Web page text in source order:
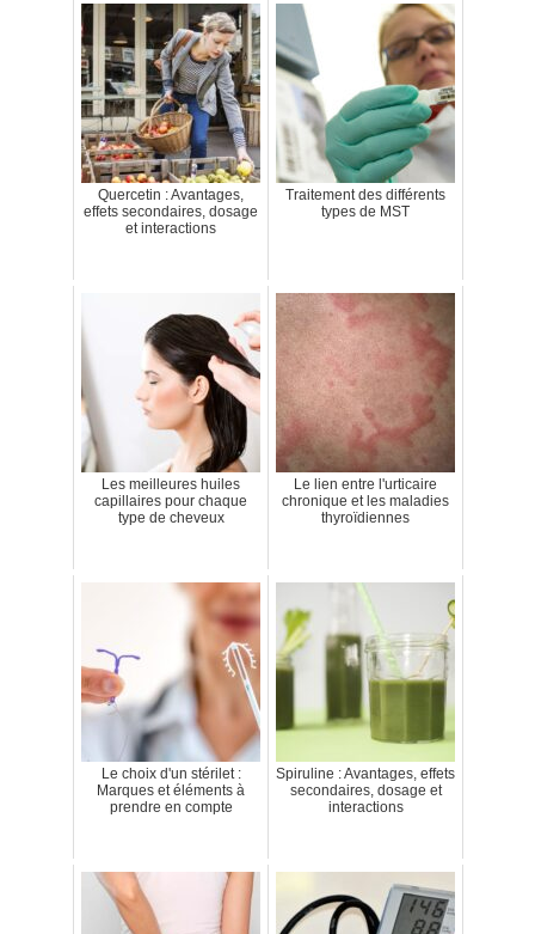
Quercetin : Avantages,
effets secondaires, dosage
et interactions
Traitement des différents
types de MST
Les meilleures huiles
capillaires pour chaque
type de cheveux
Le lien entre l'urticaire
chronique et les maladies
thyroïdiennes
Le choix d'un stérilet :
Marques et éléments à
prendre en compte
Spiruline : Avantages, effets
secondaires, dosage et
interactions